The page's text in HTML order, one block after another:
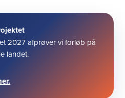
2027 afprøver vi forløb på
landet.